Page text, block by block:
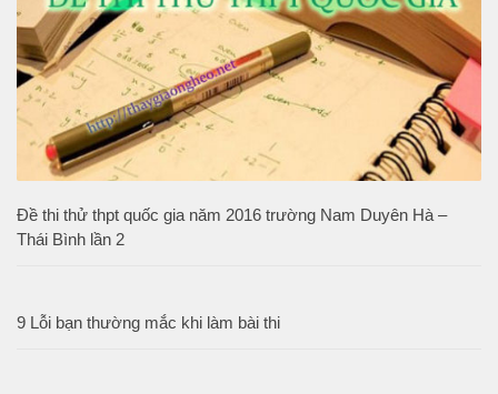
Đề thi thử thpt quốc gia năm 2016 trường Nam Duyên Hà –
Thái Bình lần 2
9 Lỗi bạn thường mắc khi làm bài thi